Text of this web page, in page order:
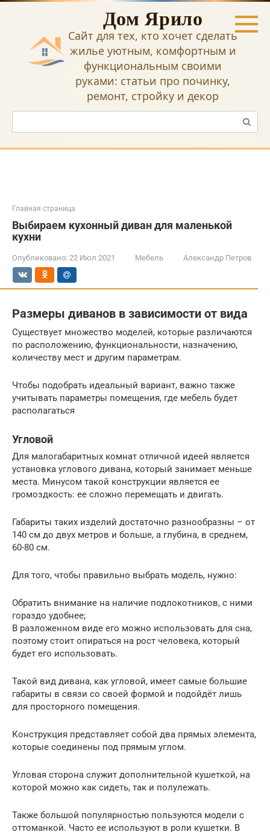
Перейти
Дом Ярило
Сайт для тех, кто хочет сделать
жилье уютным, комфортным и
функциональным своими
руками: статьи про починку,
ремонт, стройку и декор
Поиск:
Главная страница
Выбираем кухонный диван для маленькой
кухни
Опубликовано: 22 Июл 2021 Мебель Александр Петров
Размеры диванов в зависимости от вида
Существует множество моделей, которые различаются
по расположению, функциональности, назначению,
количеству мест и другим параметрам.
Чтобы подобрать идеальный вариант, важно также
учитывать параметры помещения, где мебель будет
располагаться
Угловой
Для малогабаритных комнат отличной идеей является
установка углового дивана, который занимает меньше
места. Минусом такой конструкции является ее
громоздкость: ее сложно перемещать и двигать.
Габариты таких изделий достаточно разнообразны – от
140 см до двух метров и больше, а глубина, в среднем,
60-80 см.
Для того, чтобы правильно выбрать модель, нужно:
Обратить внимание на наличие подлокотников, с ними
гораздо удобнее;
В разложенном виде его можно использовать для сна,
поэтому стоит опираться на рост человека, который
будет его использовать.
Такой вид дивана, как угловой, имеет самые большие
габариты в связи со своей формой и подойдёт лишь
для просторного помещения.
Конструкция представляет собой два прямых элемента,
которые соединены под прямым углом.
Угловая сторона служит дополнительной кушеткой, на
которой можно как сидеть, так и полулежать.
Также большой популярностью пользуются модели с
оттоманкой. Часто ее используют в роли кушетки. В